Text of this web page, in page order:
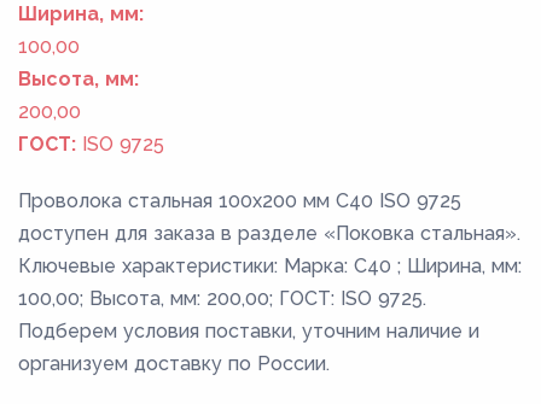
Ширина, мм:
100,00
Высота, мм:
200,00
ГОСТ: ISO 9725
Проволока стальная 100х200 мм C40 ISO 9725
доступен для заказа в разделе «Поковка стальная».
Ключевые характеристики: Марка: C40 ; Ширина, мм:
100,00; Высота, мм: 200,00; ГОСТ: ISO 9725.
Подберем условия поставки, уточним наличие и
организуем доставку по России.